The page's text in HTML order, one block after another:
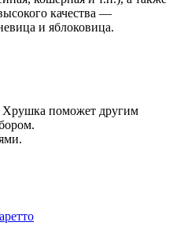
качества —
и яблоковица.
поможет другим